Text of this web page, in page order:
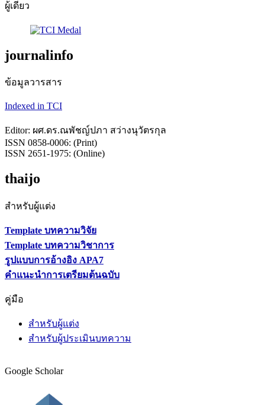
ผู้เดียว
journalinfo
ข้อมูลวารสาร
Indexed in TCI
Editor: ผศ.ดร.ณพัชญ์ปภา สว่างนุวัตรกุล
ISSN 0858-0006: (Print)
ISSN 2651-1975: (Online)
thaijo
สำหรับผู้แต่ง
Template บทความวิจัย
Template บทความวิชาการ
รูปแบบการอ้างอิง APA7
คำแนะนำการเตรียมต้นฉบับ
คู่มือ
สำหรับผู้แต่ง
สำหรับผู้ประเมินบทความ
Google Scholar